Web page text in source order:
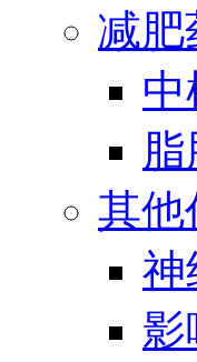
减肥
其他
神
影